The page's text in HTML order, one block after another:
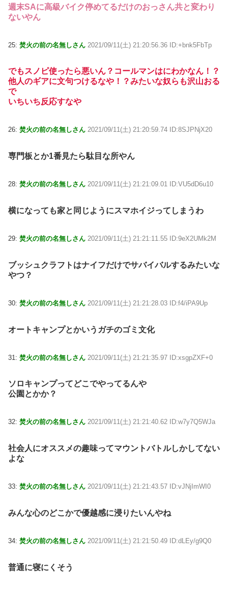
週末SAに高級バイク停めてるだけのおっさん共と変わり
ないやん
25: 焚火の前の名無しさん 2021/09/11(土) 21:20:56.36 ID:+bnk5FbTp
でもスノピ使ったら悪いん？コールマンはにわかなん！？
他人のギアに文句つけるなや！？みたいな奴らも沢山おる
で
いちいち反応すなや
26: 焚火の前の名無しさん 2021/09/11(土) 21:20:59.74 ID:8SJPNjX20
専門板とか1番見たら駄目な所やん
28: 焚火の前の名無しさん 2021/09/11(土) 21:21:09.01 ID:VU5dD6u10
横になっても家と同じようにスマホイジってしまうわ
29: 焚火の前の名無しさん 2021/09/11(土) 21:21:11.55 ID:9eX2UMk2M
ブッシュクラフトはナイフだけでサバイバルするみたいな
やつ？
30: 焚火の前の名無しさん 2021/09/11(土) 21:21:28.03 ID:f4/iPA9Up
オートキャンプとかいうガチのゴミ文化
31: 焚火の前の名無しさん 2021/09/11(土) 21:21:35.97 ID:xsgpZXF+0
ソロキャンプってどこでやってるんや
公園とかか？
32: 焚火の前の名無しさん 2021/09/11(土) 21:21:40.62 ID:w7y7Q5WJa
社会人にオススメの趣味ってマウントバトルしかしてない
よな
33: 焚火の前の名無しさん 2021/09/11(土) 21:21:43.57 ID:vJNjImWI0
みんな心のどこかで優越感に浸りたいんやね
34: 焚火の前の名無しさん 2021/09/11(土) 21:21:50.49 ID:dLEy/g9Q0
普通に寝にくそう